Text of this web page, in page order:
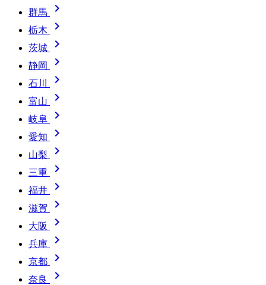
群馬 
栃木 
茨城 
静岡 
石川 
富山 
岐阜 
愛知 
山梨 
三重 
福井 
滋賀 
大阪 
兵庫 
京都 
奈良 